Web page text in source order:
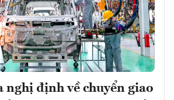
nghị định về chuyển giao